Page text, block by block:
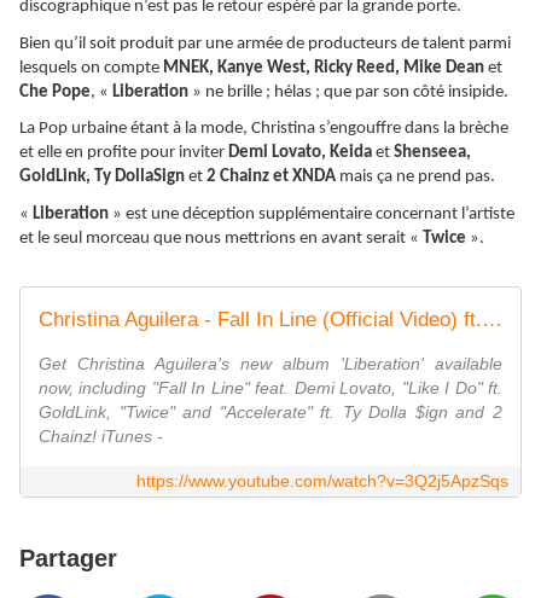
discographique n’est pas le retour espéré par la grande porte.
Bien qu’il soit produit par une armée de producteurs de talent parmi
lesquels on compte MNEK, Kanye West, Ricky Reed, Mike Dean et
Che Pope, « Liberation » ne brille ; hélas ; que par son côté insipide.
La Pop urbaine étant à la mode, Christina s’engouffre dans la brèche
et elle en profite pour inviter Demi Lovato, Keida et Shenseea,
GoldLink, Ty DollaSign et 2 Chainz et XNDA mais ça ne prend pas.
« Liberation » est une déception supplémentaire concernant l’artiste
et le seul morceau que nous mettrions en avant serait « Twice ».
Christina Aguilera - Fall In Line (Official Video) ft. Demi Lovato
Get Christina Aguilera's new album 'Liberation' available
now, including "Fall In Line" feat. Demi Lovato, "Like I Do" ft.
GoldLink, "Twice" and "Accelerate" ft. Ty Dolla $ign and 2
Chainz! iTunes -
https://www.youtube.com/watch?v=3Q2j5ApzSqs
Partager